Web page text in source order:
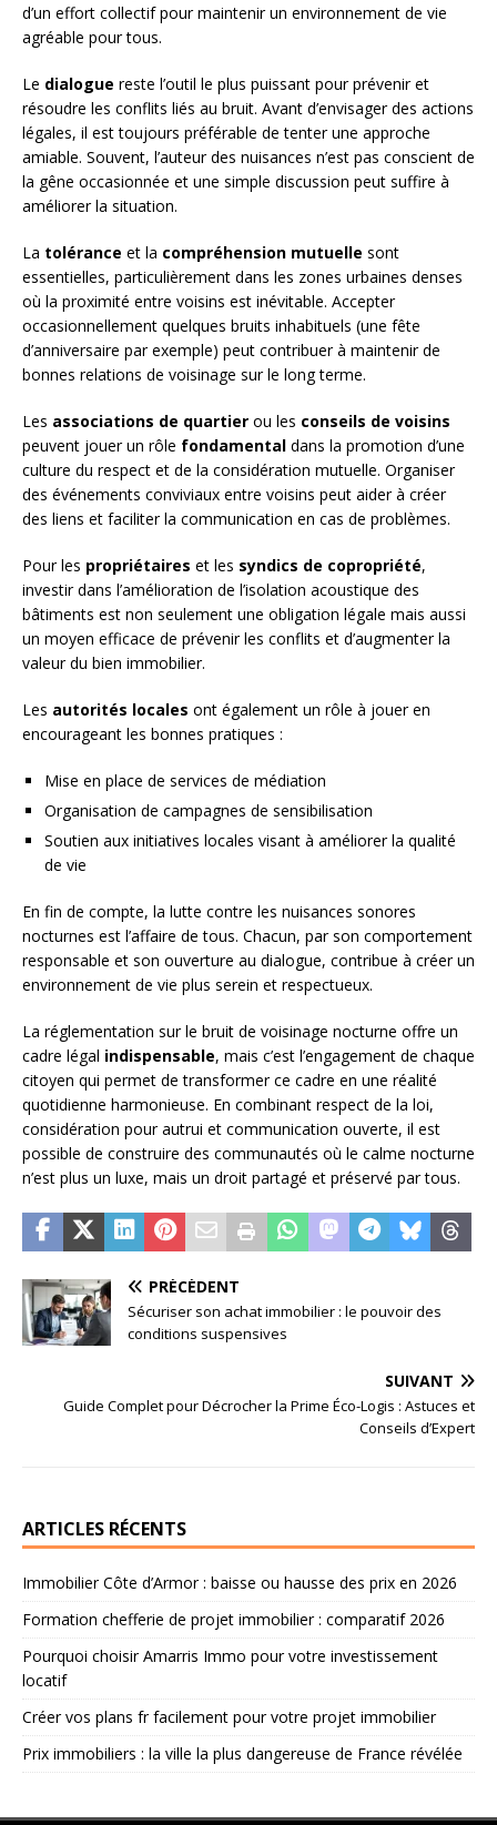
d’un effort collectif pour maintenir un environnement de vie
agréable pour tous.
Le dialogue reste l’outil le plus puissant pour prévenir et
résoudre les conflits liés au bruit. Avant d’envisager des actions
légales, il est toujours préférable de tenter une approche
amiable. Souvent, l’auteur des nuisances n’est pas conscient de
la gêne occasionnée et une simple discussion peut suffire à
améliorer la situation.
La tolérance et la compréhension mutuelle sont
essentielles, particulièrement dans les zones urbaines denses
où la proximité entre voisins est inévitable. Accepter
occasionnellement quelques bruits inhabituels (une fête
d’anniversaire par exemple) peut contribuer à maintenir de
bonnes relations de voisinage sur le long terme.
Les associations de quartier ou les conseils de voisins
peuvent jouer un rôle fondamental dans la promotion d’une
culture du respect et de la considération mutuelle. Organiser
des événements conviviaux entre voisins peut aider à créer
des liens et faciliter la communication en cas de problèmes.
Pour les propriétaires et les syndics de copropriété,
investir dans l’amélioration de l’isolation acoustique des
bâtiments est non seulement une obligation légale mais aussi
un moyen efficace de prévenir les conflits et d’augmenter la
valeur du bien immobilier.
Les autorités locales ont également un rôle à jouer en
encourageant les bonnes pratiques :
Mise en place de services de médiation
Organisation de campagnes de sensibilisation
Soutien aux initiatives locales visant à améliorer la qualité
de vie
En fin de compte, la lutte contre les nuisances sonores
nocturnes est l’affaire de tous. Chacun, par son comportement
responsable et son ouverture au dialogue, contribue à créer un
environnement de vie plus serein et respectueux.
La réglementation sur le bruit de voisinage nocturne offre un
cadre légal indispensable, mais c’est l’engagement de chaque
citoyen qui permet de transformer ce cadre en une réalité
quotidienne harmonieuse. En combinant respect de la loi,
considération pour autrui et communication ouverte, il est
possible de construire des communautés où le calme nocturne
n’est plus un luxe, mais un droit partagé et préservé par tous.
PRÉCÉDENT
Sécuriser son achat immobilier : le pouvoir des
conditions suspensives
SUIVANT
Guide Complet pour Décrocher la Prime Éco-Logis : Astuces et
Conseils d’Expert
ARTICLES RÉCENTS
Immobilier Côte d’Armor : baisse ou hausse des prix en 2026
Formation chefferie de projet immobilier : comparatif 2026
Pourquoi choisir Amarris Immo pour votre investissement
locatif
Créer vos plans fr facilement pour votre projet immobilier
Prix immobiliers : la ville la plus dangereuse de France révélée